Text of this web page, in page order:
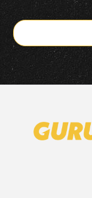
mercado brasileiro